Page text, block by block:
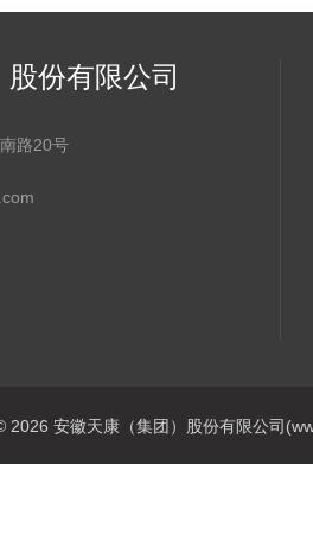
份有限公司
路20号
2026 安徽天康（集团）股份有限公司